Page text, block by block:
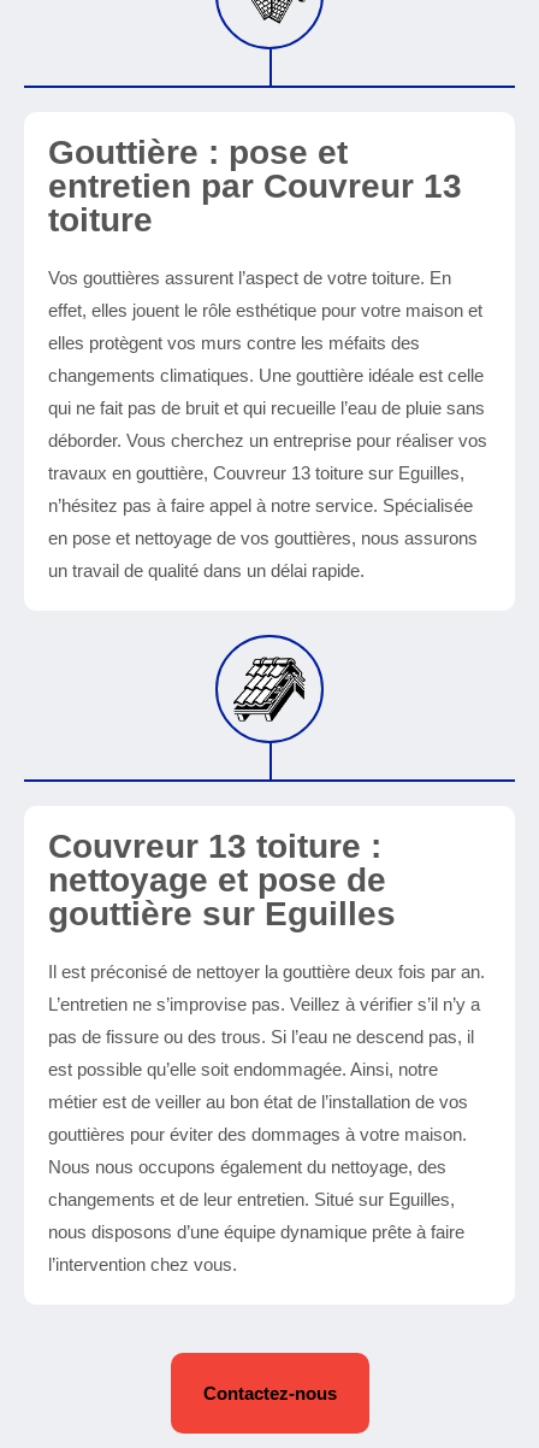
Gouttière : pose et
entretien par Couvreur 13
toiture
Vos gouttières assurent l’aspect de votre toiture. En
effet, elles jouent le rôle esthétique pour votre maison et
elles protègent vos murs contre les méfaits des
changements climatiques. Une gouttière idéale est celle
qui ne fait pas de bruit et qui recueille l’eau de pluie sans
déborder. Vous cherchez un entreprise pour réaliser vos
travaux en gouttière, Couvreur 13 toiture sur Eguilles,
n’hésitez pas à faire appel à notre service. Spécialisée
en pose et nettoyage de vos gouttières, nous assurons
un travail de qualité dans un délai rapide.
Couvreur 13 toiture :
nettoyage et pose de
gouttière sur Eguilles
Il est préconisé de nettoyer la gouttière deux fois par an.
L’entretien ne s’improvise pas. Veillez à vérifier s’il n’y a
pas de fissure ou des trous. Si l’eau ne descend pas, il
est possible qu’elle soit endommagée. Ainsi, notre
métier est de veiller au bon état de l’installation de vos
gouttières pour éviter des dommages à votre maison.
Nous nous occupons également du nettoyage, des
changements et de leur entretien. Situé sur Eguilles,
nous disposons d’une équipe dynamique prête à faire
l’intervention chez vous.
Contactez-nous